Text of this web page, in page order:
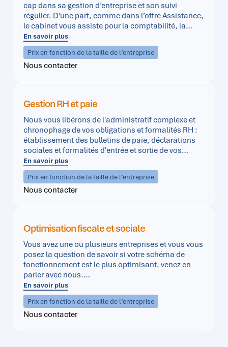
cap dans sa gestion d’entreprise et son suivi
régulier. D’une part, comme dans l’offre Assistance,
le cabinet vous assiste pour la comptabilité, la
fiscalité de l’entreprise mais aussi dans la définition
d’un budget et d’un tableau de bord. En
complément, le cabinet effectuera des opérations
de contrôle de gestion pour déceler l’origine des
En savoir plus
Prix en fonction de la taille de l’entreprise
Nous contacter
Gestion RH et paie
Nous vous libérons de l'administratif complexe et
chronophage de vos obligations et formalités RH :
établissement des bulletins de paie, déclarations
sociales et formalités d'entrée et sortie de vos
collaborateurs.
Pour vous, la gestion RH est un vrai casse-tête avec
l'actualisation des lois sociales !
En savoir plus
Prix en fonction de la taille de l’entreprise
Nous contacter
Optimisation fiscale et sociale
Vous avez une ou plusieurs entreprises et vous vous
posez la question de savoir si votre schéma de
fonctionnement est le plus optimisant, venez en
parler avec nous.
Dans notre pays, la réglementation et la
jurisprudence évolue sans cesse.
En savoir plus
Prix en fonction de la taille de l’entreprise
Nous contacter